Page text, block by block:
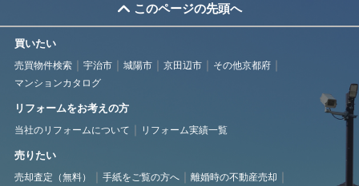
このページの先頭へ
買いたい
売買物件検索 宇治市 城陽市 京田辺市
その他京都府
マンションカタログ
リフォームをお考えの方
当社のリフォームについて リフォーム実績一覧
売りたい
売却査定（無料） 手紙をご覧の方へ
離婚時の不動産売却